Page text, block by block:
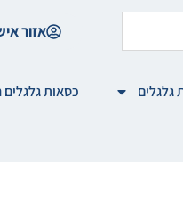
אזור
גלגלים כסאות